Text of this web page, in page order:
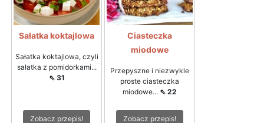
Sałatka koktajlowa
Sałatka koktajlowa, czyli
sałatka z pomidorkami...
⇖ 31
Zobacz przepis!
Ciasteczka
miodowe
Przepyszne i niezwykle
proste ciasteczka
miodowe... ⇖ 22
Zobacz przepis!